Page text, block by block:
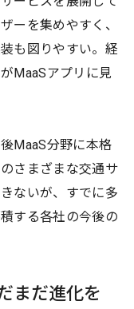
ーを集めやすく、
も図りやすい。経
MaaSアプリに見
MaaS分野に本格
さまざまな交通サ
ないが、すでに多
する各社の今後の
まだ進化を